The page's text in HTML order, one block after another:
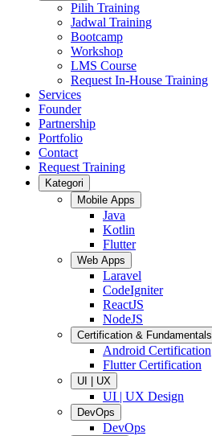
Pilih Training
Jadwal Training
Bootcamp
Workshop
LMS Course
Request In-House Training
Services
Founder
Partnership
Portfolio
Contact
Request Training
Kategori
Mobile Apps
Java
Kotlin
Flutter
Web Apps
Laravel
CodeIgniter
ReactJS
NodeJS
Certification & Fundamentals
Android Certification
Flutter Certification
UI | UX
UI | UX Design
DevOps
DevOps